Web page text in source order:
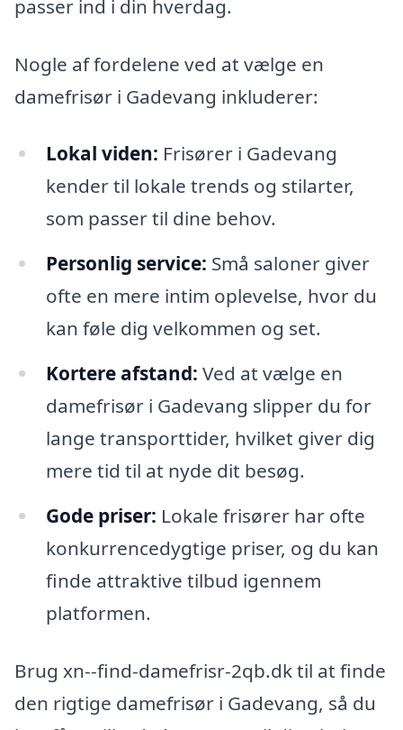
passer ind i din hverdag.
Nogle af fordelene ved at vælge en
damefrisør i Gadevang inkluderer:
Lokal viden: Frisører i Gadevang
kender til lokale trends og stilarter,
som passer til dine behov.
Personlig service: Små saloner giver
ofte en mere intim oplevelse, hvor du
kan føle dig velkommen og set.
Kortere afstand: Ved at vælge en
damefrisør i Gadevang slipper du for
lange transporttider, hvilket giver dig
mere tid til at nyde dit besøg.
Gode priser: Lokale frisører har ofte
konkurrencedygtige priser, og du kan
finde attraktive tilbud igennem
platformen.
Brug xn--find-damefrisr-2qb.dk til at finde
den rigtige damefrisør i Gadevang, så du